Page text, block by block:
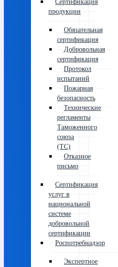
Сертификация
продукции
Обязательная
сертификация
Добровольная
сертификация
Протокол
испытаний
Пожарная
безопасность
Технические
регламенты
Таможенного
союза
(ТС)
Отказное
письмо
Сертификация
услуг в
национальной
системе
добровольной
сертификации
Роспотребнадзор
Экспертное